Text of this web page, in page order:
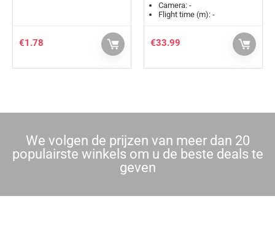
€1.78
Camera: -
Flight time (m): -
€33.99
We volgen de prijzen van meer dan 20
populairste winkels om u de beste deals te
geven